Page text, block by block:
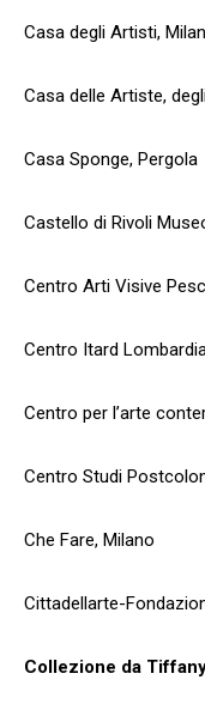
Casa degli Artisti,
Casa delle Artiste,
Casa Sponge, Pergola
Castello di Rivoli
Centro Arti Visive
Centro Itard
Centro per l’arte
Centro Studi
Che Fare, Milano
Cittadellarte-
Collezione da